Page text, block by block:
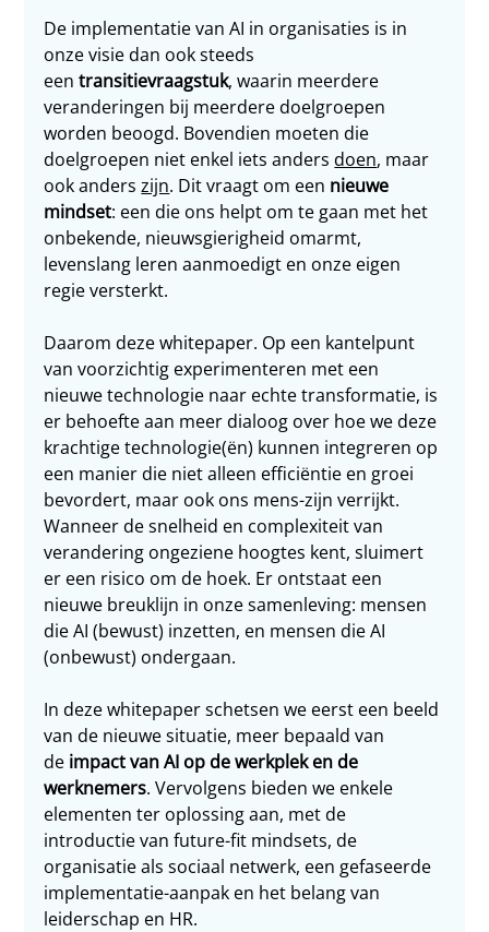
De implementatie van AI in organisaties is in
onze visie dan ook steeds
een transitievraagstuk, waarin meerdere
veranderingen bij meerdere doelgroepen
worden beoogd. Bovendien moeten die
doelgroepen niet enkel iets anders doen, maar
ook anders zijn. Dit vraagt om een nieuwe
mindset: een die ons helpt om te gaan met het
onbekende, nieuwsgierigheid omarmt,
levenslang leren aanmoedigt en onze eigen
regie versterkt.
Daarom deze whitepaper. Op een kantelpunt
van voorzichtig experimenteren met een
nieuwe technologie naar echte transformatie, is
er behoefte aan meer dialoog over hoe we deze
krachtige technologie(ën) kunnen integreren op
een manier die niet alleen efficiëntie en groei
bevordert, maar ook ons mens-zijn verrijkt.
Wanneer de snelheid en complexiteit van
verandering ongeziene hoogtes kent, sluimert
er een risico om de hoek. Er ontstaat een
nieuwe breuklijn in onze samenleving: mensen
die AI (bewust) inzetten, en mensen die AI
(onbewust) ondergaan.
In deze whitepaper schetsen we eerst een beeld
van de nieuwe situatie, meer bepaald van
de impact van AI op de werkplek en de
werknemers. Vervolgens bieden we enkele
elementen ter oplossing aan, met de
introductie van future-fit mindsets, de
organisatie als sociaal netwerk, een gefaseerde
implementatie-aanpak en het belang van
leiderschap en HR.